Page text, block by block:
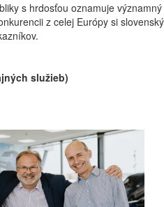
s hrdosťou oznamuje
z celej Európy si
služieb)